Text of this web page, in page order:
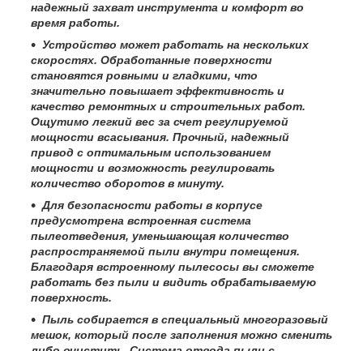
надежный захват инструмента и комфорт во
время работы.
Устройство может работать на нескольких
скоростях. Обработанные поверхности
становятся ровными и гладкими, что
значительно повышает эффективность и
качество ремонтных и строительных работ.
Ощутимо легкий вес за счет регулируемой
мощности всасывания. Прочный, надежный
привод с оптимальным использованием
мощности и возможность регулировать
количество оборотов в минуту.
Для безопасности работы в корпусе
предусмотрена встроенная система
пылеотведения, уменьшающая количество
распространяемой пыли внутри помещения.
Благодаря встроенному пылесосы вы сможете
работать без пыли и видить обрабатываемую
поверхность.
Пыль собирается в специальный многоразовый
мешок, который после заполнения можно сменить